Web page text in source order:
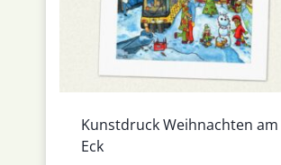
Kunstdruck Weihnachten am
Eck